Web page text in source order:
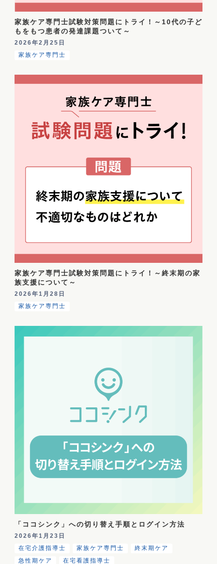
家族ケア専門士試験対策問題にトライ！～10代の子ど
もをもつ患者の発達課題ついて～
2026年2月25日
家族ケア専門士
家族ケア専門士試験対策問題にトライ！～終末期の家
族支援について～
2026年1月28日
家族ケア専門士
「ココシンク」への切り替え手順とログイン方法
2026年1月23日
在宅介護指導士
家族ケア専門士
終末期ケア
急性期ケア
在宅看護指導士